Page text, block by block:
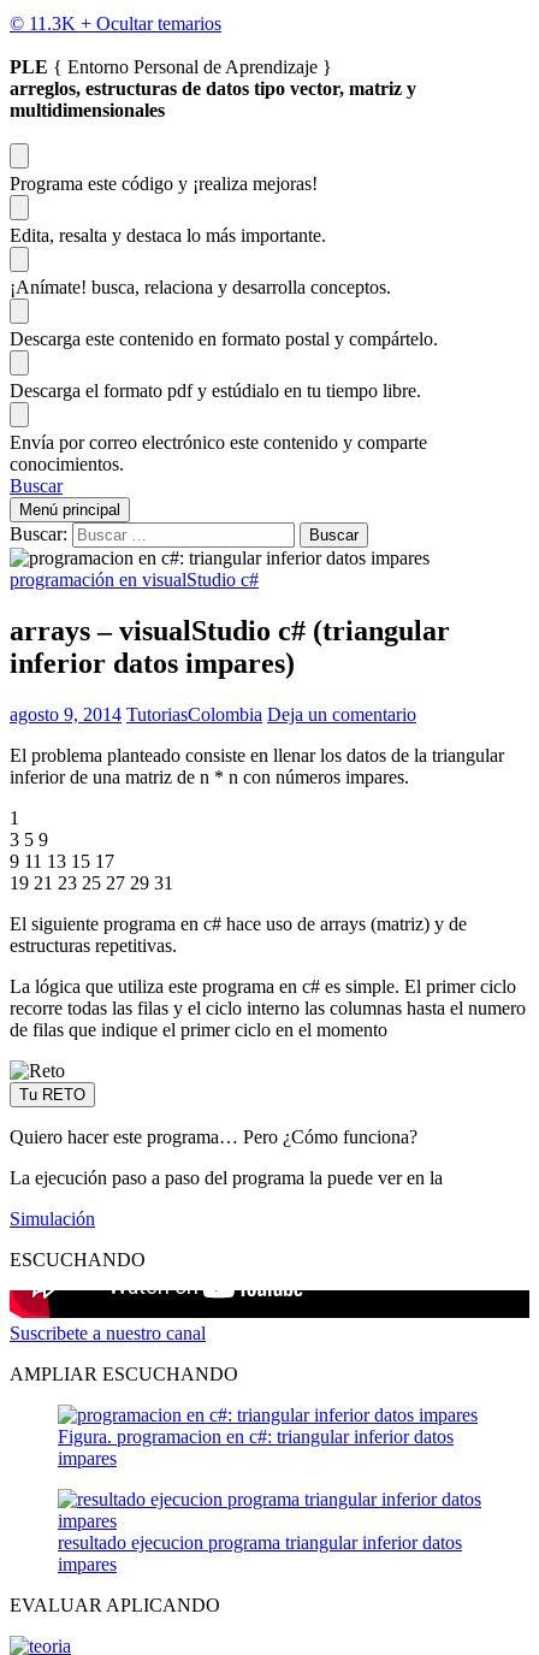
© 11.3K + Ocultar temarios
PLE { Entorno Personal de Aprendizaje }
arreglos, estructuras de datos tipo vector, matriz y
multidimensionales
Programa este código y ¡realiza mejoras!
Edita, resalta y destaca lo más importante.
¡Anímate! busca, relaciona y desarrolla conceptos.
Descarga este contenido en formato postal y compártelo.
Descarga el formato pdf y estúdialo en tu tiempo libre.
Envía por correo electrónico este contenido y comparte
conocimientos.
Buscar
Menú principal
Buscar:
programación en visualStudio c#
arrays – visualStudio c# (triangular
inferior datos impares)
agosto 9, 2014 TutoriasColombia Deja un comentario
El problema planteado consiste en llenar los datos de la triangular
inferior de una matriz de n * n con números impares.
1
3 5 9
9 11 13 15 17
19 21 23 25 27 29 31
El siguiente programa en c# hace uso de arrays (matriz) y de
estructuras repetitivas.
La lógica que utiliza este programa en c# es simple. El primer ciclo
recorre todas las filas y el ciclo interno las columnas hasta el numero
de filas que indique el primer ciclo en el momento
Tu RETO
Quiero hacer este programa… Pero ¿Cómo funciona?
La ejecución paso a paso del programa la puede ver en la
Simulación
ESCUCHANDO
Suscribete a nuestro canal
AMPLIAR ESCUCHANDO
Figura. programacion en c#: triangular inferior datos
impares
resultado ejecucion programa triangular inferior datos
impares
EVALUAR APLICANDO